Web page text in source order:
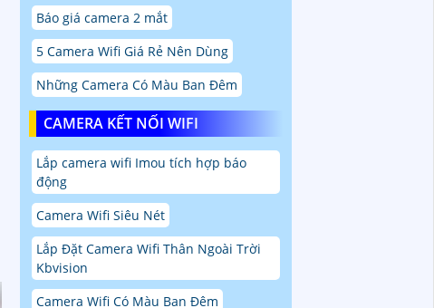
Báo giá camera 2 mắt
5 Camera Wifi Giá Rẻ Nên Dùng
Những Camera Có Màu Ban Đêm
CAMERA KẾT NỐI WIFI
Lắp camera wifi Imou tích hợp báo
động
Camera Wifi Siêu Nét
Lắp Đặt Camera Wifi Thân Ngoài Trời
Kbvision
Camera Wifi Có Màu Ban Đêm